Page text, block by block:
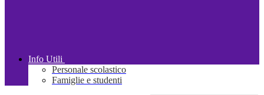
Info Utili
Personale scolastico
Famiglie e studenti